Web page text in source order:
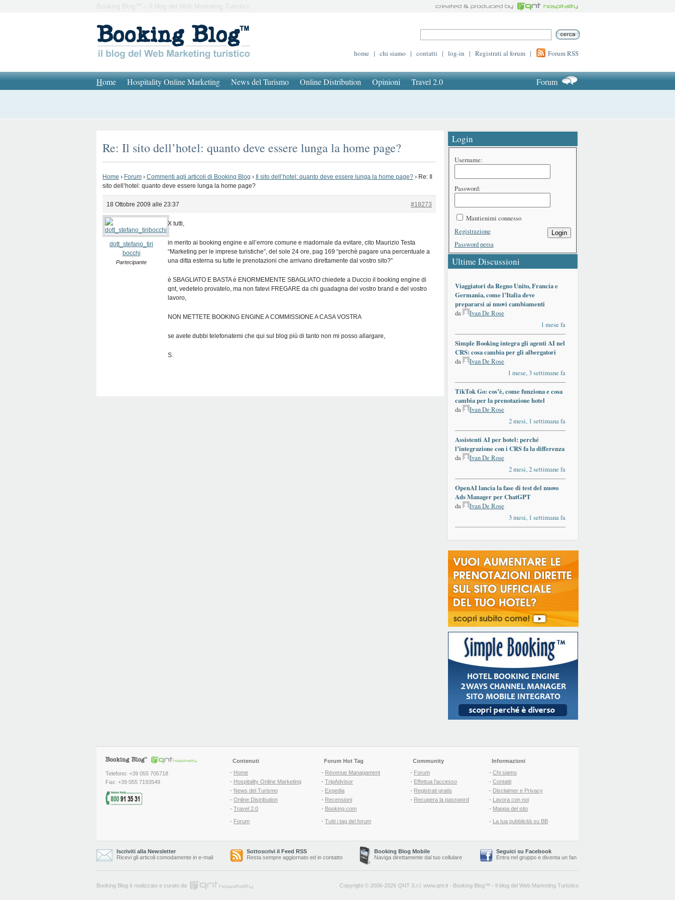
Booking Blog™ – Il blog del Web Marketing Turistico
home | chi siamo | contatti | log-in | Registrati al forum | Forum RSS
Home Hospitality Online Marketing News del Turismo Online Distribution Opinioni Travel 2.0 Forum
Re: Il sito dell’hotel: quanto deve essere lunga la home page?
Home › Forum › Commenti agli articoli di Booking Blog › Il sito dell’hotel: quanto deve essere lunga la home page? › Re: Il
sito dell’hotel: quanto deve essere lunga la home page?
18 Ottobre 2009 alle 23:37 #18273
dott_stefano_tiri
bocchi
Partecipante
X tutti,
in merito ai booking engine e all’errore comune e madornale da evitare, cito Maurizio Testa
“Marketing per le imprese turistiche”, del sole 24 ore, pag 169 “perchè pagare una percentuale a
una ditta esterna su tutte le prenotazioni che arrivano direttamente dal vostro sito?”
è SBAGLIATO E BASTA è ENORMEMENTE SBAGLIATO chiedete a Duccio il booking engine di
qnt, vedetelo provatelo, ma non fatevi FREGARE da chi guadagna del vostro brand e del vostro
lavoro,
NON METTETE BOOKING ENGINE A COMMISSIONE A CASA VOSTRA
se avete dubbi telefonatemi che qui sul blog più di tanto non mi posso allargare,
S.
Login
Username:
Password:
Mantienimi connesso
Login
Registrazione
Password persa
Ultime Discussioni
Viaggiatori da Regno Unito, Francia e
Germania, come l’Italia deve
prepararsi ai nuovi cambiamenti
da
Ivan De Rose
1 mese fa
Simple Booking integra gli agenti AI nel
CRS: cosa cambia per gli albergatori
da
Ivan De Rose
1 mese, 3 settimane fa
TikTok Go: cos’è, come funziona e cosa
cambia per la prenotazione hotel
da
Ivan De Rose
2 mesi, 1 settimana fa
Assistenti AI per hotel: perché
l’integrazione con i CRS fa la differenza
da
Ivan De Rose
2 mesi, 2 settimane fa
OpenAI lancia la fase di test del nuovo
Ads Manager per ChatGPT
da
Ivan De Rose
3 mesi, 1 settimana fa
Telefono: +39 055 705718
Fax: +39 055 7193549
Contenuti
- Home
- Hospitality Online Marketing
- News del Turismo
- Online Distribution
- Travel 2.0
- Forum
Forum Hot Tag
- Revenue Managament
- TripAdvisor
- Expedia
- Recensioni
- Booking.com
- Tutti i tag del forum
Community
- Forum
- Effettua l'accesso
- Registrati gratis
- Recupera la password
Informazioni
- Chi siamo
- Contatti
- Disclaimer e Privacy
- Lavora con noi
- Mappa del sito
- La tua pubblicità su BB
Iscriviti alla Newsletter
Ricevi gli articoli comodamente in e-mail
Sottoscrivi il Feed RSS
Resta sempre aggiornato ed in contatto
Booking Blog Mobile
Naviga direttamente dal tuo cellulare
Seguici su Facebook
Entra nel gruppo e diventa un fan
Booking Blog è realizzato e curato da Copyright © 2006-2026 QNT S.r.l. www.qnt.it - Booking Blog™ - Il blog del Web Marketing Turistico